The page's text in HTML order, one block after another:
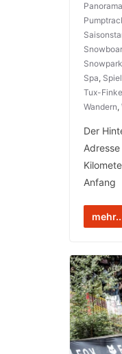
Spa,
Tux-
Wandern,
Der
Anfang